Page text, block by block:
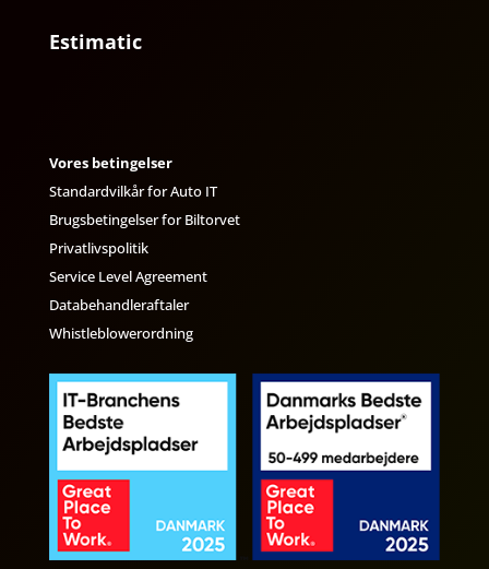
Estimatic
Vores betingelser
Standardvilkår for Auto IT
Brugsbetingelser for Biltorvet
Privatlivspolitik
Service Level Agreement
Databehandleraftaler
Whistleblowerordning